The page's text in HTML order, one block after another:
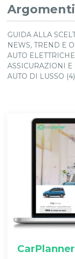
Argomenti
GUIDA ALLA
NEWS, TREND E
AUTO
ASSICURAZIONI E
AUTO DI LUSSO (4)
CarPlanner